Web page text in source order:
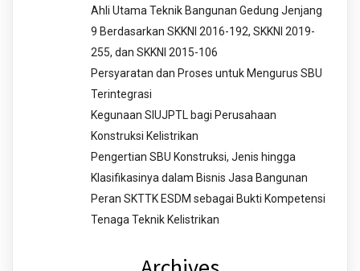
Ahli Utama Teknik Bangunan Gedung Jenjang
9 Berdasarkan SKKNI 2016-192, SKKNI 2019-
255, dan SKKNI 2015-106
Persyaratan dan Proses untuk Mengurus SBU
Terintegrasi
Kegunaan SIUJPTL bagi Perusahaan
Konstruksi Kelistrikan
Pengertian SBU Konstruksi, Jenis hingga
Klasifikasinya dalam Bisnis Jasa Bangunan
Peran SKTTK ESDM sebagai Bukti Kompetensi
Tenaga Teknik Kelistrikan